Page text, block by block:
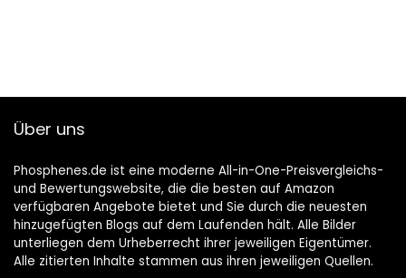
Über uns
Phosphenes.de ist eine moderne All-in-One-Preisvergleichs-
und Bewertungswebsite, die die besten auf Amazon
verfügbaren Angebote bietet und Sie durch die neuesten
hinzugefügten Blogs auf dem Laufenden hält. Alle Bilder
unterliegen dem Urheberrecht ihrer jeweiligen Eigentümer.
Alle zitierten Inhalte stammen aus ihren jeweiligen Quellen.